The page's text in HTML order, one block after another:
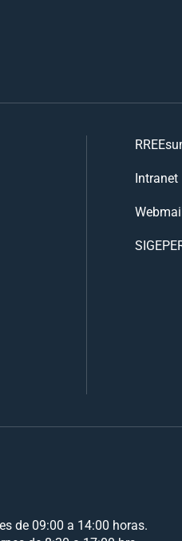
Intranet
de 09:00 a 14:00 horas.